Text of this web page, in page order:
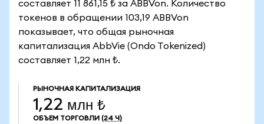
составляет 11 861,15 ₺ за ABBVon. Количество
токенов в обращении 103,19 ABBVon
показывает, что общая рыночная
капитализация AbbVie (Ondo Tokenized)
составляет 1,22 млн ₺.
РЫНОЧНАЯ КАПИТАЛИЗАЦИЯ
1,22 млн ₺
ОБЪЕМ ТОРГОВЛИ (24 Ч)